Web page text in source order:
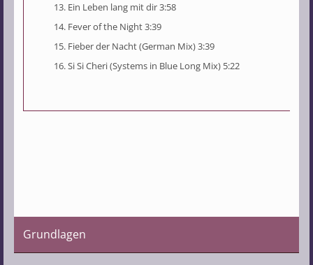
Ein Leben lang mit dir 3:58
Fever of the Night 3:39
Fieber der Nacht (German Mix) 3:39
Si Si Cheri (Systems in Blue Long Mix) 5:22
Grundlagen